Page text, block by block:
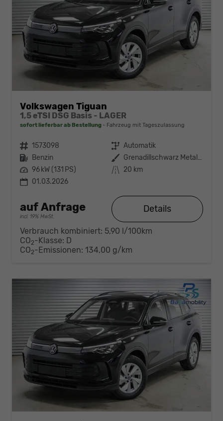
Volkswagen Tiguan
1,5 eTSI DSG Basis - LAGER
sofort lieferbar ab Bestellung Fahrzeug mit Tageszulassung
Fahrzeugnr. 1573098 Getriebe Automatik
Kraftstoff Benzin Außenfarbe
Grenadillschwarz Metallic (0E)
Leistung 96 kW (131 PS) Kilometerstand 20 km
01.03.2026
auf Anfrage
incl. 19% MwSt.
Details
Verbrauch kombiniert: 5,90 l/100km
CO2-Klasse: D
CO2-Emissionen: 134,00 g/km